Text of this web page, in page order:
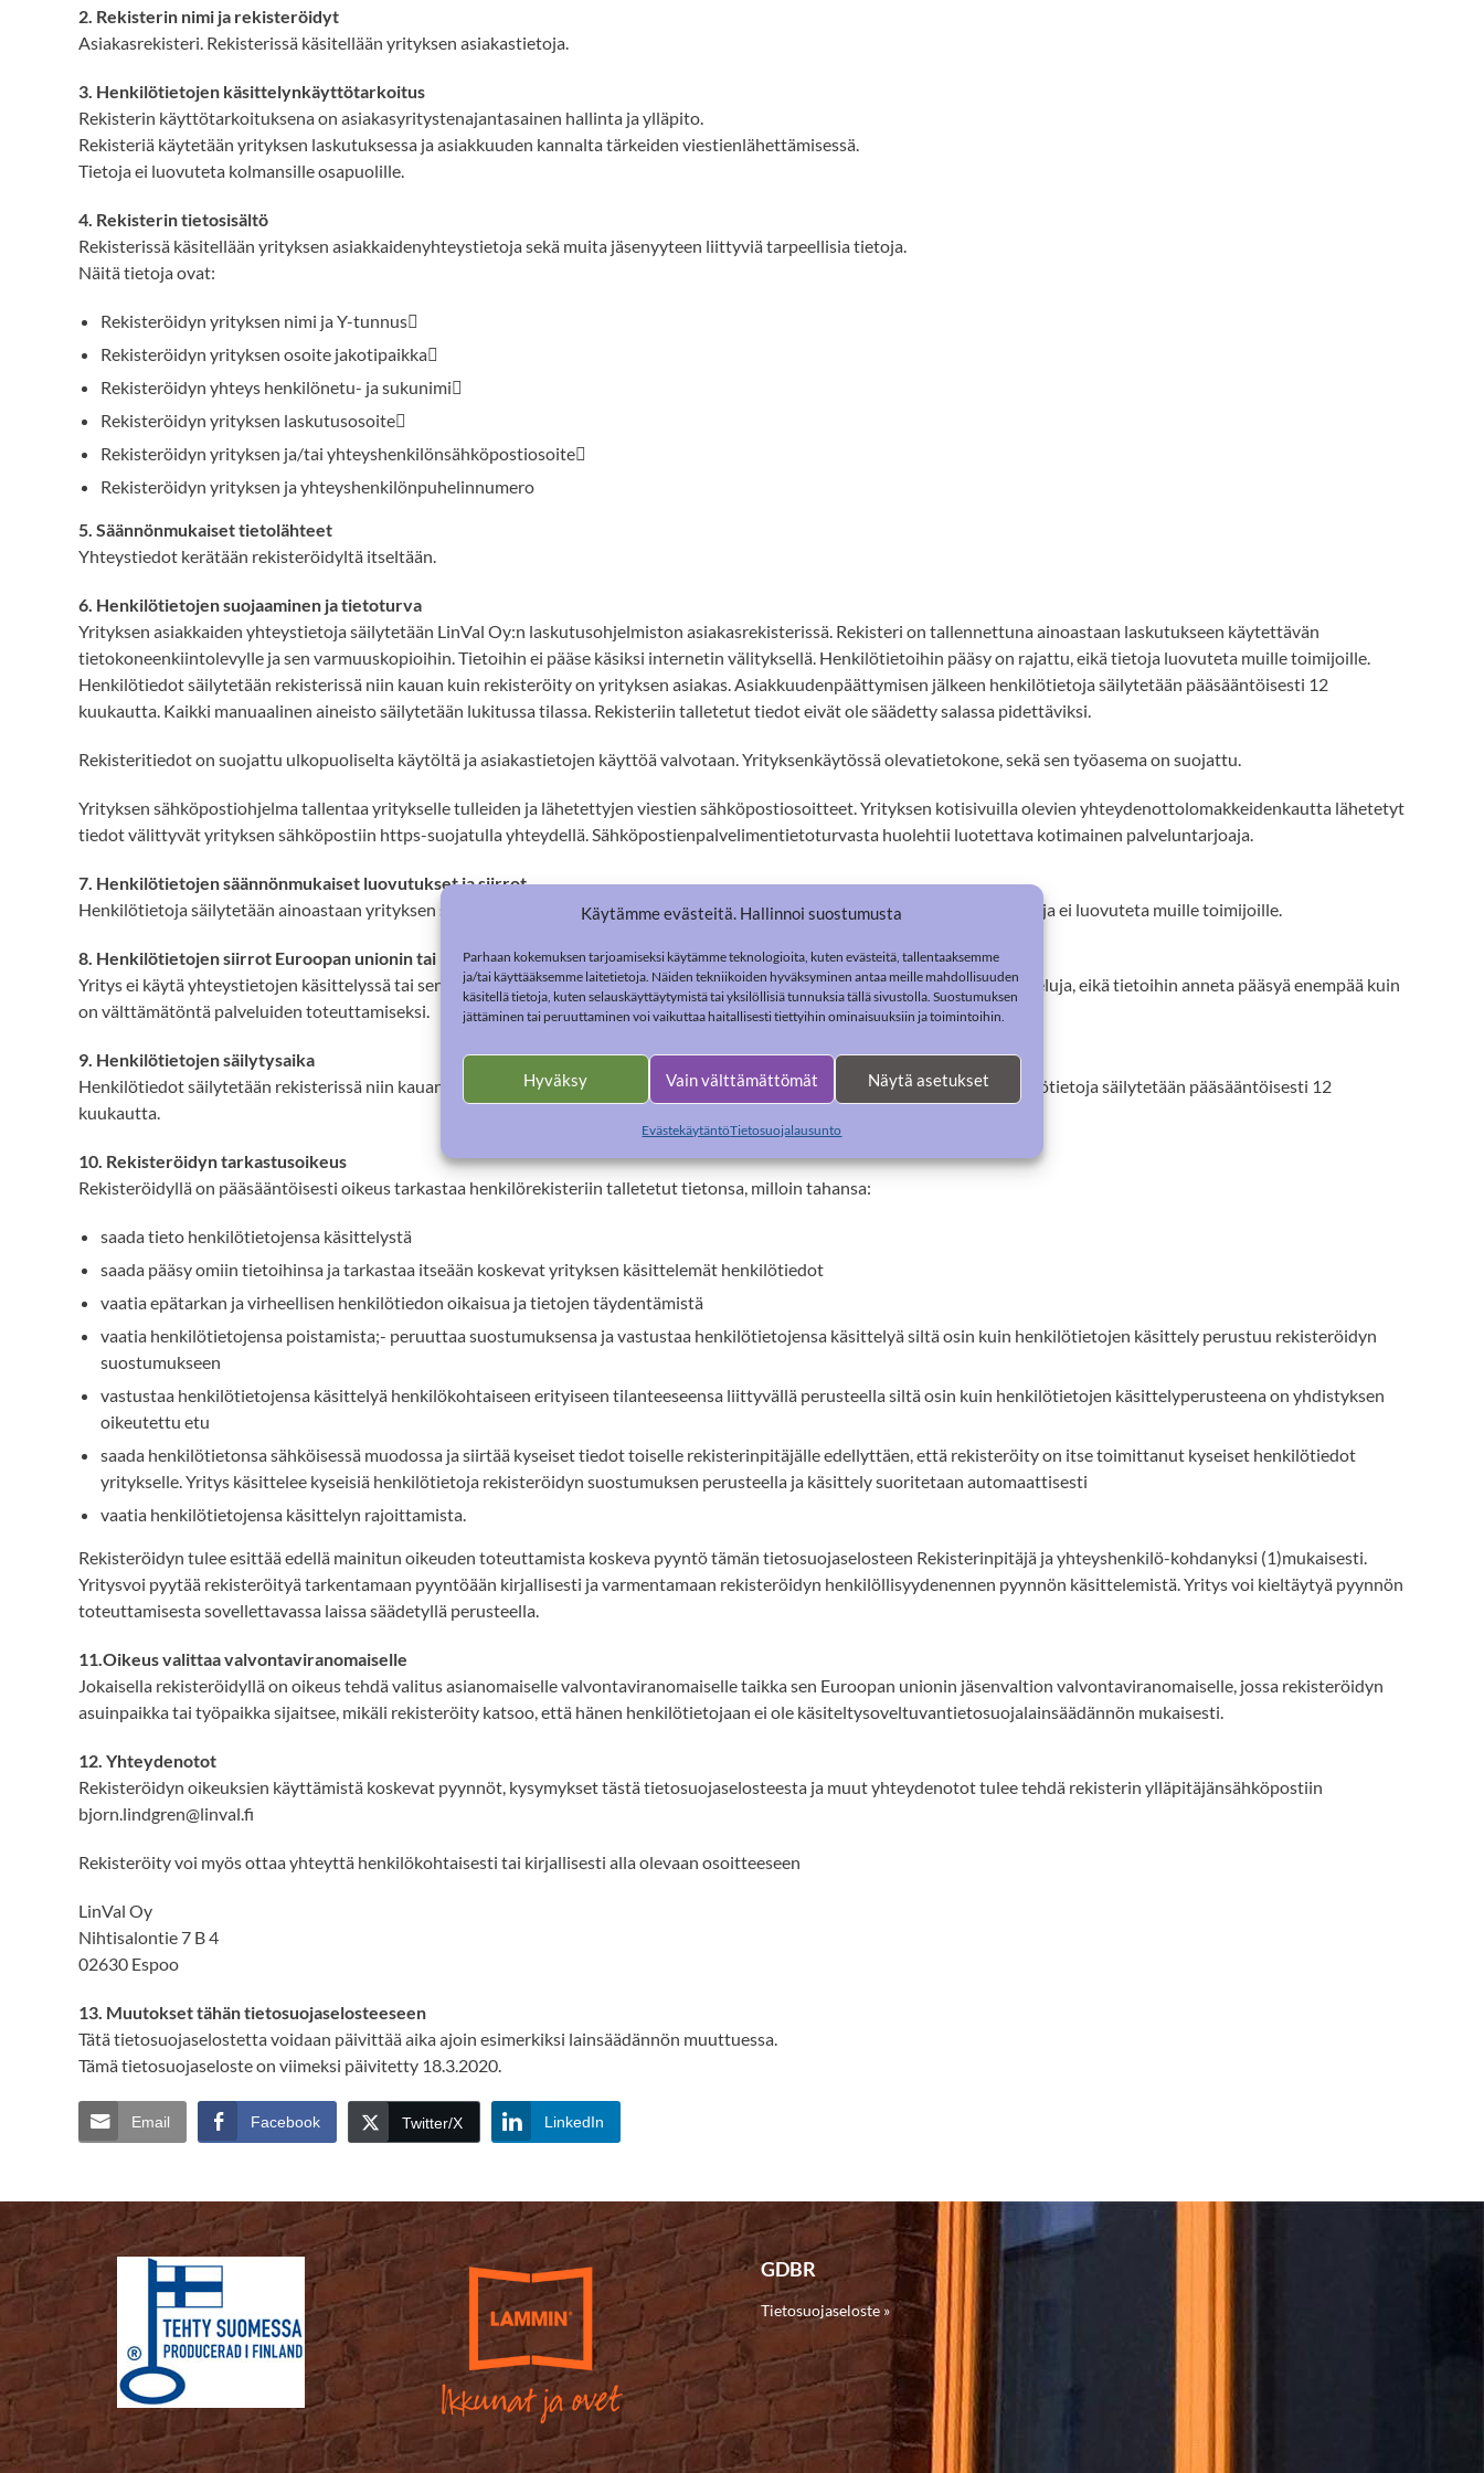
Käytämme evästeitä. Hallinnoi suostumusta
Parhaan kokemuksen tarjoamiseksi käytämme teknologioita, kuten evästeitä, tallentaaksemme
ja/tai käyttääksemme laitetietoja. Näiden tekniikoiden hyväksyminen antaa meille mahdollisuuden
käsitellä tietoja, kuten selauskäyttäytymistä tai yksilöllisiä tunnuksia tällä sivustolla. Suostumuksen
jättäminen tai peruuttaminen voi vaikuttaa haitallisesti tiettyihin ominaisuuksiin ja toimintoihin.
Hyväksy Vain välttämättömät Näytä asetukset
EvästekäytäntöTietosuojalausunto
2. Rekisterin nimi ja rekisteröidyt
Asiakasrekisteri. Rekisterissä käsitellään yrityksen asiakastietoja.
3. Henkilötietojen käsittelynkäyttötarkoitus
Rekisterin käyttötarkoituksena on asiakasyritystenajantasainen hallinta ja ylläpito.
Rekisteriä käytetään yrityksen laskutuksessa ja asiakkuuden kannalta tärkeiden viestienlähettämisessä.
Tietoja ei luovuteta kolmansille osapuolille.
4. Rekisterin tietosisältö
Rekisterissä käsitellään yrityksen asiakkaidenyhteystietoja sekä muita jäsenyyteen liittyviä tarpeellisia tietoja.
Näitä tietoja ovat:
Rekisteröidyn yrityksen nimi ja Y-tunnus
Rekisteröidyn yrityksen osoite jakotipaikka
Rekisteröidyn yhteys henkilönetu- ja sukunimi
Rekisteröidyn yrityksen laskutusosoite
Rekisteröidyn yrityksen ja/tai yhteyshenkilönsähköpostiosoite
Rekisteröidyn yrityksen ja yhteyshenkilönpuhelinnumero
5. Säännönmukaiset tietolähteet
Yhteystiedot kerätään rekisteröidyltä itseltään.
6. Henkilötietojen suojaaminen ja tietoturva
Yrityksen asiakkaiden yhteystietoja säilytetään LinVal Oy:n laskutusohjelmiston asiakasrekisterissä. Rekisteri on tallennettuna ainoastaan laskutukseen käytettävän
tietokoneenkiintolevylle ja sen varmuuskopioihin. Tietoihin ei pääse käsiksi internetin välityksellä. Henkilötietoihin pääsy on rajattu, eikä tietoja luovuteta muille toimijoille.
Henkilötiedot säilytetään rekisterissä niin kauan kuin rekisteröity on yrityksen asiakas. Asiakkuudenpäättymisen jälkeen henkilötietoja säilytetään pääsääntöisesti 12
kuukautta. Kaikki manuaalinen aineisto säilytetään lukitussa tilassa. Rekisteriin talletetut tiedot eivät ole säädetty salassa pidettäviksi.
Rekisteritiedot on suojattu ulkopuoliselta käytöltä ja asiakastietojen käyttöä valvotaan. Yrityksenkäytössä olevatietokone, sekä sen työasema on suojattu.
Yrityksen sähköpostiohjelma tallentaa yritykselle tulleiden ja lähetettyjen viestien sähköpostiosoitteet. Yrityksen kotisivuilla olevien yhteydenottolomakkeidenkautta lähetetyt
tiedot välittyvät yrityksen sähköpostiin https-suojatulla yhteydellä. Sähköpostienpalvelimentietoturvasta huolehtii luotettava kotimainen palveluntarjoaja.
7. Henkilötietojen säännönmukaiset luovutukset ja siirrot
Henkilötietoja säilytetään ainoastaan yrityksen sisäisessä järjestelmässä johon ei ole pääsyä internetin välityksellä. Henkilötietoja ei luovuteta muille toimijoille.
8. Henkilötietojen siirrot Euroopan unionin tai Euroopan talousalueen ulkopuolelle
Yritys ei käytä yhteystietojen käsittelyssä tai sen siirrossa Euroopan unionin tai Euroopan talousalueen ulkopuolella olevia palveluja, eikä tietoihin anneta pääsyä enempää kuin
on välttämätöntä palveluiden toteuttamiseksi.
9. Henkilötietojen säilytysaika
Henkilötiedot säilytetään rekisterissä niin kauan kuin rekisteröity on yrityksen asiakas. Asiakkuuden päättymisen jälkeen henkilötietoja säilytetään pääsääntöisesti 12
kuukautta.
10. Rekisteröidyn tarkastusoikeus
Rekisteröidyllä on pääsääntöisesti oikeus tarkastaa henkilörekisteriin talletetut tietonsa, milloin tahansa:
saada tieto henkilötietojensa käsittelystä
saada pääsy omiin tietoihinsa ja tarkastaa itseään koskevat yrityksen käsittelemät henkilötiedot
vaatia epätarkan ja virheellisen henkilötiedon oikaisua ja tietojen täydentämistä
vaatia henkilötietojensa poistamista;- peruuttaa suostumuksensa ja vastustaa henkilötietojensa käsittelyä siltä osin kuin henkilötietojen käsittely perustuu rekisteröidyn
suostumukseen
vastustaa henkilötietojensa käsittelyä henkilökohtaiseen erityiseen tilanteeseensa liittyvällä perusteella siltä osin kuin henkilötietojen käsittelyperusteena on yhdistyksen
oikeutettu etu
saada henkilötietonsa sähköisessä muodossa ja siirtää kyseiset tiedot toiselle rekisterinpitäjälle edellyttäen, että rekisteröity on itse toimittanut kyseiset henkilötiedot
yritykselle. Yritys käsittelee kyseisiä henkilötietoja rekisteröidyn suostumuksen perusteella ja käsittely suoritetaan automaattisesti
vaatia henkilötietojensa käsittelyn rajoittamista.
Rekisteröidyn tulee esittää edellä mainitun oikeuden toteuttamista koskeva pyyntö tämän tietosuojaselosteen Rekisterinpitäjä ja yhteyshenkilö-kohdanyksi (1)mukaisesti.
Yritysvoi pyytää rekisteröityä tarkentamaan pyyntöään kirjallisesti ja varmentamaan rekisteröidyn henkilöllisyydenennen pyynnön käsittelemistä. Yritys voi kieltäytyä pyynnön
toteuttamisesta sovellettavassa laissa säädetyllä perusteella.
11.Oikeus valittaa valvontaviranomaiselle
Jokaisella rekisteröidyllä on oikeus tehdä valitus asianomaiselle valvontaviranomaiselle taikka sen Euroopan unionin jäsenvaltion valvontaviranomaiselle, jossa rekisteröidyn
asuinpaikka tai työpaikka sijaitsee, mikäli rekisteröity katsoo, että hänen henkilötietojaan ei ole käsiteltysoveltuvantietosuojalainsäädännön mukaisesti.
12. Yhteydenotot
Rekisteröidyn oikeuksien käyttämistä koskevat pyynnöt, kysymykset tästä tietosuojaselosteesta ja muut yhteydenotot tulee tehdä rekisterin ylläpitäjänsähköpostiin
bjorn.lindgren@linval.fi
Rekisteröity voi myös ottaa yhteyttä henkilökohtaisesti tai kirjallisesti alla olevaan osoitteeseen
LinVal Oy
Nihtisalontie 7 B 4
02630 Espoo
13. Muutokset tähän tietosuojaselosteeseen
Tätä tietosuojaselostetta voidaan päivittää aika ajoin esimerkiksi lainsäädännön muuttuessa.
Tämä tietosuojaseloste on viimeksi päivitetty 18.3.2020.
Email Facebook Twitter/X LinkedIn
GDBR
Tietosuojaseloste »